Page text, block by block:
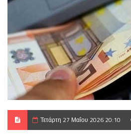
Τετάρτη 27 Μαΐου 2026 20:10